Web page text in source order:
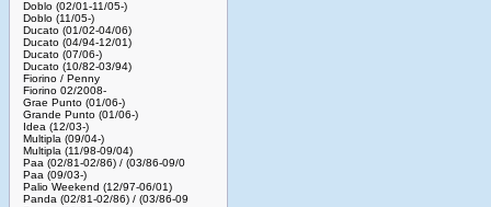
Doblo (02/01-11/05-)
Doblo (11/05-)
Ducato (01/02-04/06)
Ducato (04/94-12/01)
Ducato (07/06-)
Ducato (10/82-03/94)
Fiorino / Penny
Fiorino 02/2008-
Grae Punto (01/06-)
Grande Punto (01/06-)
Idea (12/03-)
Multipla (09/04-)
Multipla (11/98-09/04)
Paa (02/81-02/86) / (03/86-09/0
Paa (09/03-)
Palio Weekend (12/97-06/01)
Panda (02/81-02/86) / (03/86-09